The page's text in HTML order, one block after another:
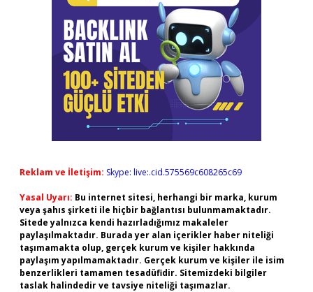
Reklam ve İletişim: Skype: live:.cid.575569c608265c69
Yasal Uyarı: Bu internet sitesi, herhangi bir marka, kurum
veya şahıs şirketi ile hiçbir bağlantısı bulunmamaktadır.
Sitede yalnızca kendi hazırladığımız makaleler
paylaşılmaktadır. Burada yer alan içerikler haber niteliği
taşımamakta olup, gerçek kurum ve kişiler hakkında
paylaşım yapılmamaktadır. Gerçek kurum ve kişiler ile isim
benzerlikleri tamamen tesadüfidir. Sitemizdeki bilgiler
taslak halindedir ve tavsiye niteliği taşımazlar.